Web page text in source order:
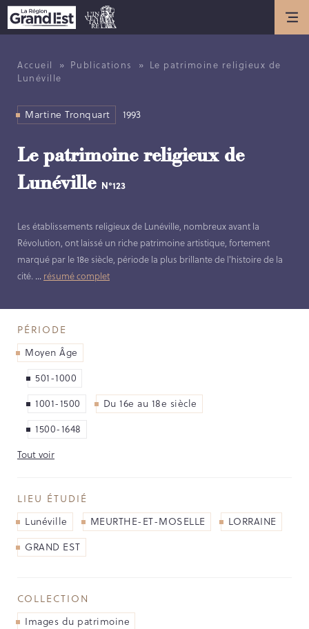
Actualités
ACTUALITÉS
ANNIVERSAIRE DE L’INVENTAIRE
CULTUREL
Présentation
HISTOIRE DE L’INVENTAIRE
GÉNÉRAL
LES MÉTIERS DE L’INVENTAIRE
GÉNÉRAL
LES SOUTIENS ACCORDÉS PAR LA
RÉGION
Opérations
Publications
CAHIERS DU PATRIMOINE
CLEFS DU PATRIMOINE
HORS COLLECTION
IMAGES DU PATRIMOINE
INVENTAIRE TOPOGRAPHIQUE
ITINÉRAIRES DU PATRIMOINE
Accueil » Publications » Le patrimoine religieux de
Lunéville
Martine Tronquart 1993
Le patrimoine religieux de
Lunéville N°123
Les établissements religieux de Lunéville, nombreux avant la
Révolution, ont laissé un riche patrimoine artistique, fortement
marqué par le 18e siècle, période la plus brillante de l'histoire de la
cité. ... résumé complet
PÉRIODE
Moyen Âge
501-1000
1001-1500
Du 16e au 18e siècle
1500-1648
Tout voir
LIEU ÉTUDIÉ
Lunéville
MEURTHE-ET-MOSELLE
LORRAINE
GRAND EST
COLLECTION
Images du patrimoine